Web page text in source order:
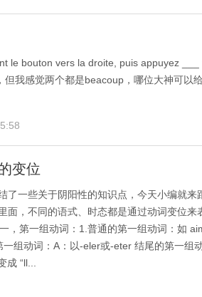
le bouton vers la droite, puis appuyez
但我感觉两个都是beacoup，哪位大神可以
变位
了一些关于阴阳性的知识点，今天小编就
面，不同的语式、时态都是通过动词变位
，第一组动词：1.普通的第一组动词：如
组动词：A：以-eler或-eter 结尾的第一组
“ll...